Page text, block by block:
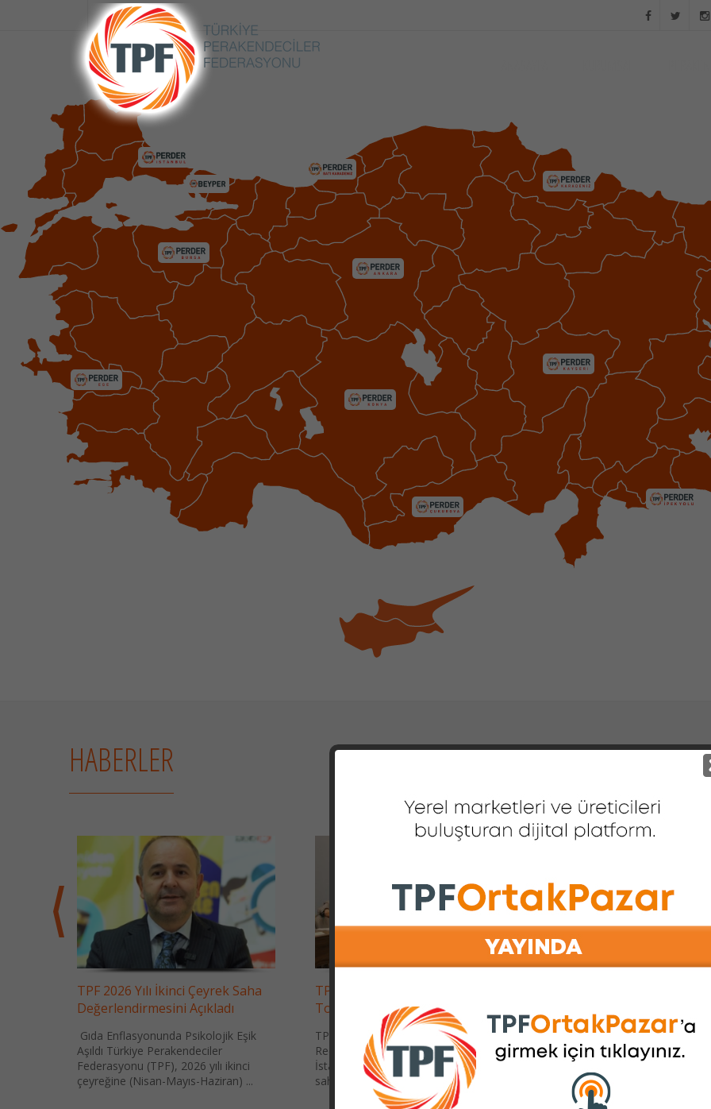
HABERLER
TPF 2026 Yılı İkinci Çeyrek Saha
Değerlendirmesini Açıkladı
Gıda Enflasyonunda Psikolojik Eşik
Aşıldı Türkiye Perakendeciler
Federasyonu (TPF), 2026 yılı ikinci
çeyreğine (Nisan-Mayıs-Haziran) ...
TPF Yönetim Kurulu İstanbul’da
Toplandı
TPF Yönetim Kurulu, Başkan Vekili
Recai Kesimal başkanlığında
İstanbul’da toplandı. ND Group ev
sahipliğinde gerçekleştirilen ...
Tatilinde Buluştu”
“Her 10 Kişiden 9’u Pazar Günü
Türkiye Perakendeciler
Federasyonu’nun (TPF) ...